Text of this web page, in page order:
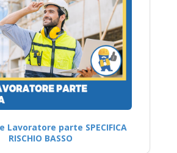
Lavoratore parte SPECIFICA
RISCHIO BASSO